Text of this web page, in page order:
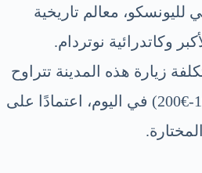
لليونسكو، معالم تاريخية
وكاتدرائية نوتردام.
زيارة هذه المدينة تتراوح
بين 100 و200 يورو (€100-€200) في اليوم، اعتمادًا على